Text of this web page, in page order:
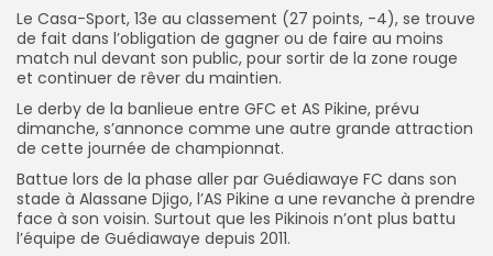
Le Casa-Sport, 13e au classement (27 points, -4), se trouve
de fait dans l’obligation de gagner ou de faire au moins
match nul devant son public, pour sortir de la zone rouge
et continuer de rêver du maintien.
Le derby de la banlieue entre GFC et AS Pikine, prévu
dimanche, s’annonce comme une autre grande attraction
de cette journée de championnat.
Battue lors de la phase aller par Guédiawaye FC dans son
stade à Alassane Djigo, l’AS Pikine a une revanche à prendre
face à son voisin. Surtout que les Pikinois n’ont plus battu
l’équipe de Guédiawaye depuis 2011.